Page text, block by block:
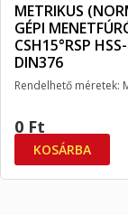
METRIKUS
GÉPI
CSH15°RSP
DIN376
Rendelhető méretek:
0 Ft
KOSÁRBA